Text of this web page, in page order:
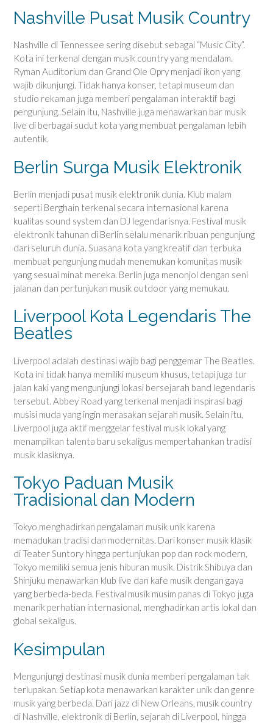
Nashville Pusat Musik Country
Nashville di Tennessee sering disebut sebagai “Music City”.
Kota ini terkenal dengan musik country yang mendalam.
Ryman Auditorium dan Grand Ole Opry menjadi ikon yang
wajib dikunjungi. Tidak hanya konser, tetapi museum dan
studio rekaman juga memberi pengalaman interaktif bagi
pengunjung. Selain itu, Nashville juga menawarkan bar musik
live di berbagai sudut kota yang membuat pengalaman lebih
autentik.
Berlin Surga Musik Elektronik
Berlin menjadi pusat musik elektronik dunia. Klub malam
seperti Berghain terkenal secara internasional karena
kualitas sound system dan DJ legendarisnya. Festival musik
elektronik tahunan di Berlin selalu menarik ribuan pengunjung
dari seluruh dunia. Suasana kota yang kreatif dan terbuka
membuat pengunjung mudah menemukan komunitas musik
yang sesuai minat mereka. Berlin juga menonjol dengan seni
jalanan dan pertunjukan musik outdoor yang memukau.
Liverpool Kota Legendaris The
Beatles
Liverpool adalah destinasi wajib bagi penggemar The Beatles.
Kota ini tidak hanya memiliki museum khusus, tetapi juga tur
jalan kaki yang mengunjungi lokasi bersejarah band legendaris
tersebut. Abbey Road yang terkenal menjadi inspirasi bagi
musisi muda yang ingin merasakan sejarah musik. Selain itu,
Liverpool juga aktif menggelar festival musik lokal yang
menampilkan talenta baru sekaligus mempertahankan tradisi
musik klasiknya.
Tokyo Paduan Musik
Tradisional dan Modern
Tokyo menghadirkan pengalaman musik unik karena
memadukan tradisi dan modernitas. Dari konser musik klasik
di Teater Suntory hingga pertunjukan pop dan rock modern,
Tokyo memiliki semua jenis hiburan musik. Distrik Shibuya dan
Shinjuku menawarkan klub live dan kafe musik dengan gaya
yang berbeda-beda. Festival musik musim panas di Tokyo juga
menarik perhatian internasional, menghadirkan artis lokal dan
global sekaligus.
Kesimpulan
Mengunjungi destinasi musik dunia memberi pengalaman tak
terlupakan. Setiap kota menawarkan karakter unik dan genre
musik yang berbeda. Dari jazz di New Orleans, musik country
di Nashville, elektronik di Berlin, sejarah di Liverpool, hingga